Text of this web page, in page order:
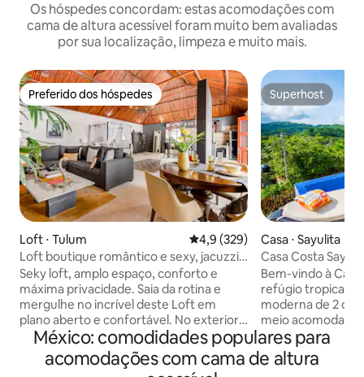
Os hóspedes concordam: estas acomodações com
cama de altura acessível foram muito bem avaliadas
por sua localização, limpeza e muito mais.
Preferido dos hóspedes
Preferido dos hóspedes
Loft ⋅ Tulum 4,9 de uma avaliação média de
4,9 (329)
Loft boutique romântico e sexy, jacuzzi
privativa
Seky loft, amplo espaço, conforto e
máxima privacidade. Saia da rotina e
mergulhe no incrível deste Loft em
plano aberto e confortável. No exterior,
é uma casa acolhedora; no interior, é um
espaço único, cheio de expressões
artísticas e conforto. A jacuzzi na
Superhost
Superhost
Casa ⋅ Sayulita
Casa Costa
piscina privativa e
Bem-vindo à
refúgio tropical
moderna de 2
meio acomoda
um espaço de
exclusivo, piscina
totalmente
México: comodidades populares para
acomodações com cama de altura